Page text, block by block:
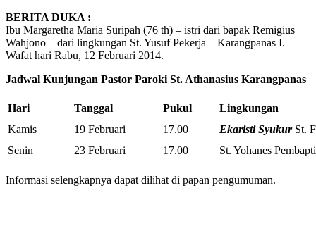
BERITA DUKA :
Ibu Margaretha Maria Suripah (76 th) – istri dari bapak Remigius
Wahjono – dari lingkungan St. Yusuf Pekerja – Karangpanas I.
Wafat hari Rabu, 12 Februari 2014.
Jadwal Kunjungan Pastor Paroki St. Athanasius Karangpanas
Hari Tanggal Pukul
Lingkungan
Kamis
19 Februari 17.00 Ekaristi Syukur St.
Senin
23 Februari 17.00 St. Yohanes
Informasi selengkapnya dapat dilihat di papan pengumuman.